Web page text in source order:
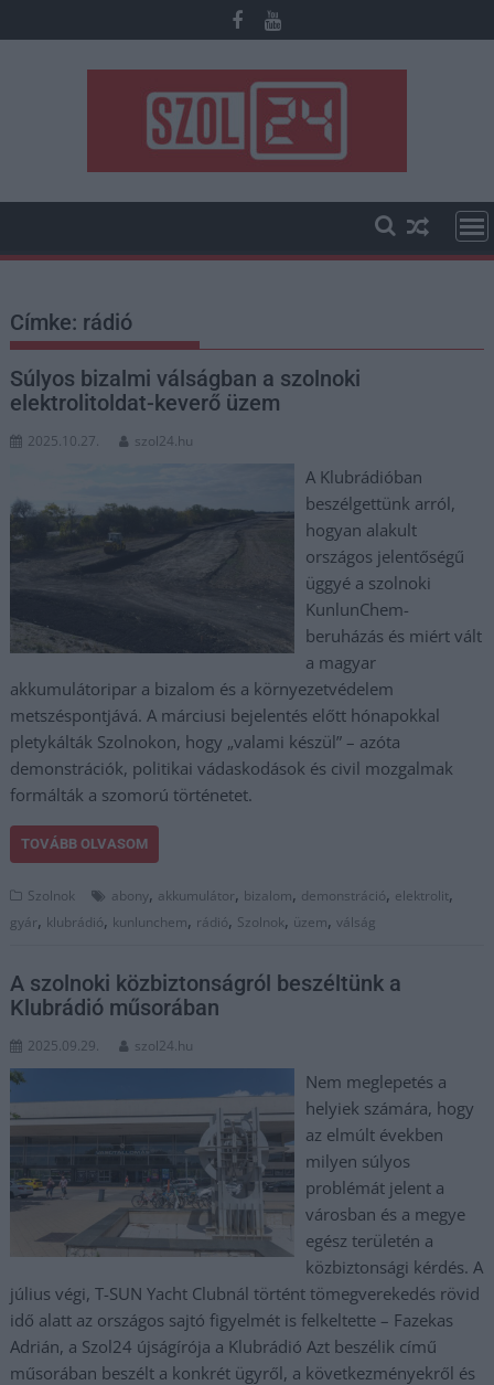
to
Címke: rádió
Súlyos bizalmi válságban a szolnoki
elektrolitoldat-keverő üzem
2025.10.27. szol24.hu
A Klubrádióban
beszélgettünk arról,
hogyan alakult
országos jelentőségű
üggyé a szolnoki
KunlunChem-
beruházás és miért vált
a magyar
akkumulátoripar a bizalom és a környezetvédelem
metszéspontjává. A márciusi bejelentés előtt hónapokkal
pletykálták Szolnokon, hogy „valami készül” – azóta
demonstrációk, politikai vádaskodások és civil mozgalmak
formálták a szomorú történetet.
TOVÁBB OLVASOM
Szolnok abony, akkumulátor, bizalom, demonstráció, elektrolit,
gyár, klubrádió, kunlunchem, rádió, Szolnok, üzem,válság
A szolnoki közbiztonságról beszéltünk a
Klubrádió műsorában
2025.09.29. szol24.hu
Nem meglepetés a
helyiek számára, hogy
az elmúlt években
milyen súlyos
problémát jelent a
városban és a megye
egész területén a
közbiztonsági kérdés. A
július végi, T-SUN Yacht Clubnál történt tömegverekedés rövid
idő alatt az országos sajtó figyelmét is felkeltette – Fazekas
Adrián, a Szol24 újságírója a Klubrádió Azt beszélik című
műsorában beszélt a konkrét ügyről, a következményekről és